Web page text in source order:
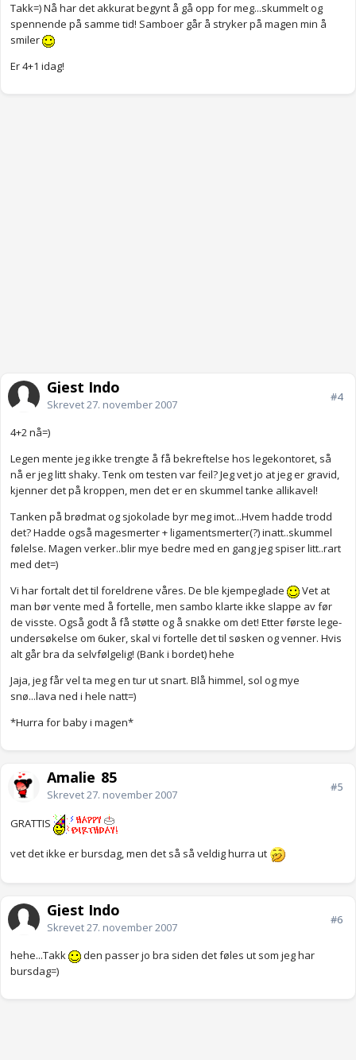
Takk=) Nå har det akkurat begynt å gå opp for meg...skummelt og
spennende på samme tid! Samboer går å stryker på magen min å
smiler
Er 4+1 idag!
Gjest Indo
Skrevet27. november 2007
#4
4+2 nå=)
Legen mente jeg ikke trengte å få bekreftelse hos legekontoret, så
nå er jeg litt shaky. Tenk om testen var feil? Jeg vet jo at jeg er gravid,
kjenner det på kroppen, men det er en skummel tanke allikavel!
Tanken på brødmat og sjokolade byr meg imot...Hvem hadde trodd
det? Hadde også magesmerter + ligamentsmerter(?) inatt..skummel
følelse. Magen verker..blir mye bedre med en gang jeg spiser litt..rart
med det=)
Vi har fortalt det til foreldrene våres. De ble kjempeglade
Vet at
man bør vente med å fortelle, men sambo klarte ikke slappe av før
de visste. Også godt å få støtte og å snakke om det! Etter første lege-
undersøkelse om 6uker, skal vi fortelle det til søsken og venner. Hvis
alt går bra da selvfølgelig! (Bank i bordet) hehe
Jaja, jeg får vel ta meg en tur ut snart. Blå himmel, sol og mye
snø...lava ned i hele natt=)
*Hurra for baby i magen*
Amalie_85
Skrevet27. november 2007
#5
GRATTIS
vet det ikke er bursdag, men det så så veldig hurra ut
Gjest Indo
Skrevet27. november 2007
#6
hehe...Takk
den passer jo bra siden det føles ut som jeg har
bursdag=)